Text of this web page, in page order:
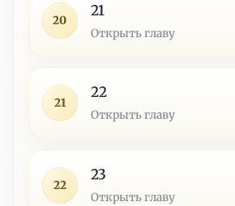
20
21
Открыть главу
21
22
Открыть главу
22
23
Открыть главу